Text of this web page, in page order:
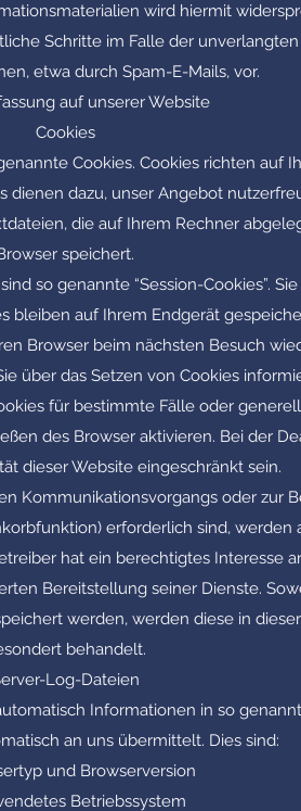
wird hiermit
Schritte im Falle der
etwa durch Spam-E-Mails, vor.
auf unserer Website
Cookies
Cookies. Cookies richten auf
dienen dazu, unser Angebot
die auf Ihrem Rechner
speichert.
so genannte “Session-Cookies”.
bleiben auf Ihrem Endgerät
Browser beim nächsten Besuch
über das Setzen von Cookies
für bestimmte Fälle oder
des Browser aktivieren. Bei der
dieser Website eingeschränkt sein.
Kommunikationsvorgangs oder zur
erforderlich sind, werden
hat ein berechtigtes Interesse
Bereitstellung seiner Dienste.
werden, werden diese in
behandelt.
Log-Dateien
Informationen in so
an uns übermittelt. Dies sind:
und Browserversion
Betriebssystem